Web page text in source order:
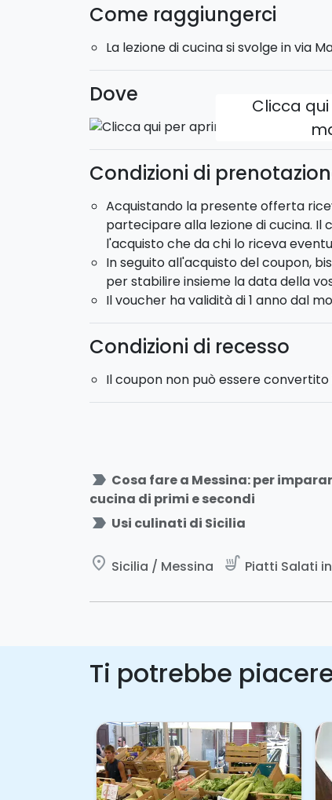
Come raggiungerci
La lezione di cucina si svolge in via
Dove
Clicca
Condizioni di
Acquistando la presente offerta
partecipare alla lezione di cucina. Il
l'acquisto che da chi lo riceva
In seguito all'acquisto del coupon,
per stabilire insieme la data della
Il voucher ha validità di 1 anno dal
Condizioni di recesso
Il coupon non può essere
label_important Cosa fare a Messina: per
cucina di primi e secondi
label_important Usi culinati di Sicilia
place Sicilia / Messina soup_kitchen Piatti Salati
Ti potrebbe